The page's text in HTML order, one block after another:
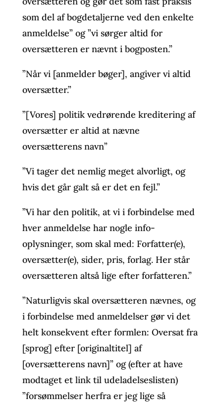
som del af bogdetaljerne ved den enkelte
anmeldelse” og ”vi sørger altid for
oversætteren er nævnt i bogposten.”
”Når vi [anmelder bøger], angiver vi altid
oversætter.”
”[Vores] politik vedrørende kreditering af
oversætter er altid at nævne
oversætterens navn”
”Vi tager det nemlig meget alvorligt, og
hvis det går galt så er det en fejl.”
”Vi har den politik, at vi i forbindelse med
hver anmeldelse har nogle info-
oplysninger, som skal med: Forfatter(e),
oversætter(e), sider, pris, forlag. Her står
oversætteren altså lige efter forfatteren.”
”Naturligvis skal oversætteren nævnes, og
i forbindelse med anmeldelser gør vi det
helt konsekvent efter formlen: Oversat fra
[sprog] efter [originaltitel] af
[oversætterens navn]” og (efter at have
modtaget et link til udeladelseslisten)
”forsømmelser herfra er jeg lige så